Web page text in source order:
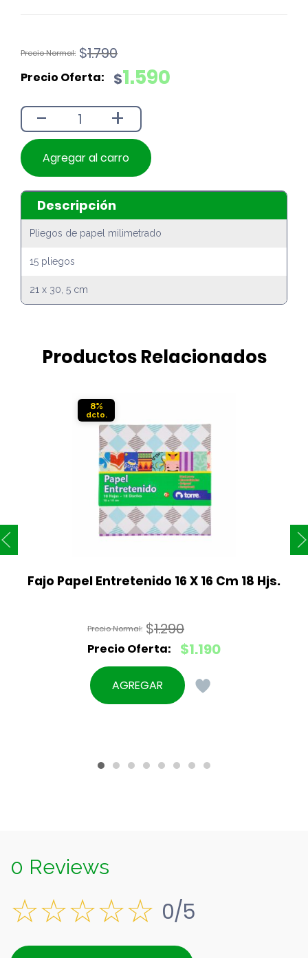
$1.790
El
original
$1.790.
$1.590
El
actual
$1.590.
- +
Agregar al carro
Descripción
Pliegos de papel milimetrado
15 pliegos
21 x 30, 5 cm
Productos Relacionados
8%
Fajo Papel Entretenido 16 X 16 Cm 18 Hjs.
$1.290
El
precio
original
$1.190
El
precio
actual
AGREGAR
0 Reviews
0/5